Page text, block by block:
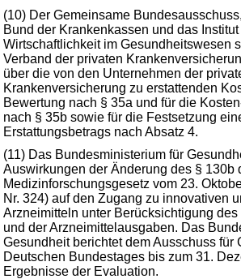
(10) Der Gemeinsame
Bund der Krankenkassen und das
Wirtschaftlichkeit im Gesundheitswesen
Verband der privaten
über die von den Unternehmen der
Krankenversicherung zu erstattenden
Bewertung nach § 35a und für die
nach § 35b sowie für die Festsetzung
Erstattungsbetrags nach Absatz 4.
(11) Das Bundesministerium für
Auswirkungen der Änderung des § 130b
Medizinforschungsgesetz vom 23.
Nr. 324) auf den Zugang zu innovativen
Arzneimitteln unter Berücksichtigung
und der Arzneimittelausgaben. Das
Gesundheit berichtet dem Ausschuss für
Deutschen Bundestages bis zum 31.
Ergebnisse der Evaluation.